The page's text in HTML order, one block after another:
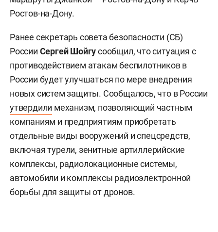
Ростов-на-Дону.
Ранее секретарь совета безопасности (СБ)
России Сергей Шойгусообщил, что ситуация с
противодействием атакам беспилотников в
России будет улучшаться по мере внедрения
новых систем защиты. Сообщалось, что в России
утвердили механизм, позволяющий частным
компаниям и предприятиям приобретать
отдельные виды вооружений и спецсредств,
включая турели, зенитные артиллерийские
комплексы, радиолокационные системы,
автомобили и комплексы радиоэлектронной
борьбы для защиты от дронов.